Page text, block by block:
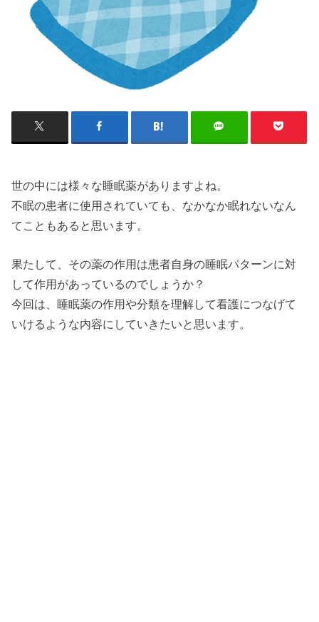
世の中には様々な睡眠薬がありますよね。
不眠の患者に使用されていても、なかなか眠れないなん
てこともあると思います。
果たして、その薬の作用は患者自身の睡眠パターンに対
して作用があっているのでしょうか？
今回は、睡眠薬の作用や分類を理解して看護につなげて
いけるような内容にしていきたいと思います。